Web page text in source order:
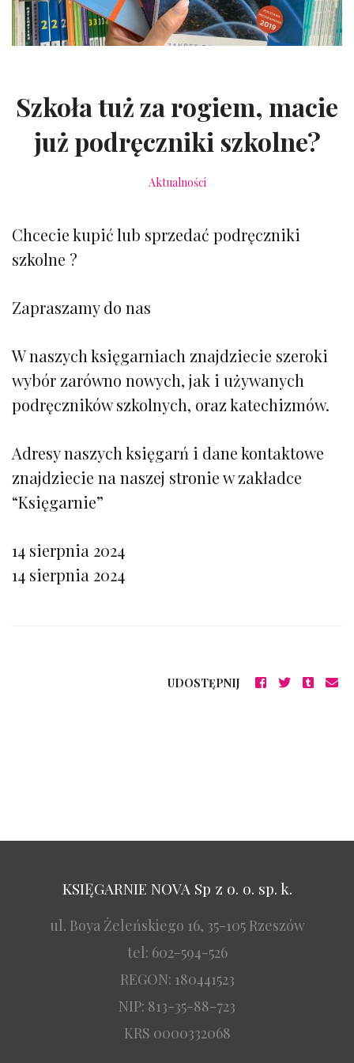
Szkoła tuż za rogiem, macie
już podręczniki szkolne?
Aktualności
Chcecie kupić lub sprzedać podręczniki
szkolne ?
Zapraszamy do nas
W naszych księgarniach znajdziecie szeroki
wybór zarówno nowych, jak i używanych
podręczników szkolnych, oraz katechizmów.
Adresy naszych księgarń i dane kontaktowe
znajdziecie na naszej stronie w zakładce
“Księgarnie”
14 sierpnia 2024
14 sierpnia 2024
UDOSTĘPNIJ
KSIĘGARNIE NOVA Sp z o. o. sp. k.
ul. Boya Żeleńskiego 16, 35-105 Rzeszów
tel: 602-594-526
REGON: 180441523
NIP: 813-35-88-723
KRS 0000332068